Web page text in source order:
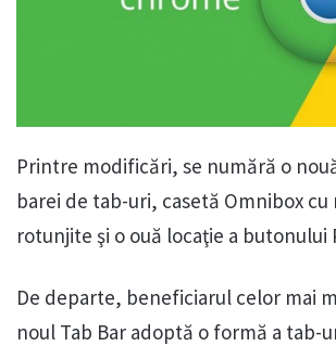
Printre modificări, se numără o
barei de tab-uri, casetă Omnibox cu
rotunjite şi o ouă locaţie a butonului
De departe, beneficiarul celor mai
noul Tab Bar adoptă o formă a tab-